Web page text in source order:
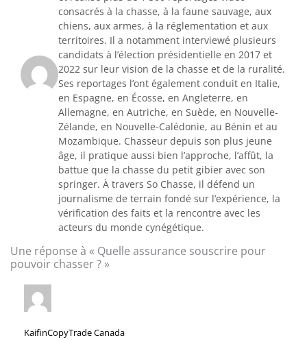
consacrés à la chasse, à la faune sauvage, aux
chiens, aux armes, à la réglementation et aux
territoires. Il a notamment interviewé plusieurs
candidats à l’élection présidentielle en 2017 et
2022 sur leur vision de la chasse et de la ruralité.
Ses reportages l’ont également conduit en Italie,
en Espagne, en Écosse, en Angleterre, en
Allemagne, en Autriche, en Suède, en Nouvelle-
Zélande, en Nouvelle-Calédonie, au Bénin et au
Mozambique. Chasseur depuis son plus jeune
âge, il pratique aussi bien l’approche, l’affût, la
battue que la chasse du petit gibier avec son
springer. À travers So Chasse, il défend un
journalisme de terrain fondé sur l’expérience, la
vérification des faits et la rencontre avec les
acteurs du monde cynégétique.
Une réponse à « Quelle assurance souscrire pour
pouvoir chasser ? »
KaifinCopyTrade Canada